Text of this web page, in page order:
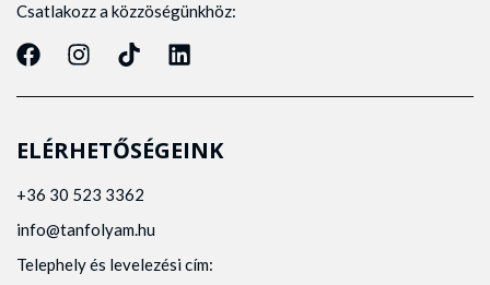
Csatlakozz a közzöségünkhöz:
ELÉRHETŐSÉGEINK
+36 30 523 3362
info@tanfolyam.hu
Telephely és levelezési cím: